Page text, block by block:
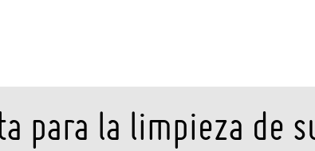
para la limpieza de